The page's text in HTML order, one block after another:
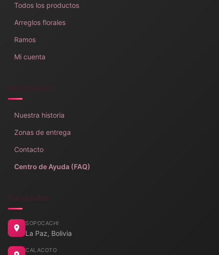
Todos los productos
Arreglos florales
Ramos
Mi cuenta
Información
Nuestra historia
Zonas de entrega
Contacto
Centro de Ayuda (FAQ)
Sucursales
SOPOCACHI
La Paz, Bolivia
CALACOTO